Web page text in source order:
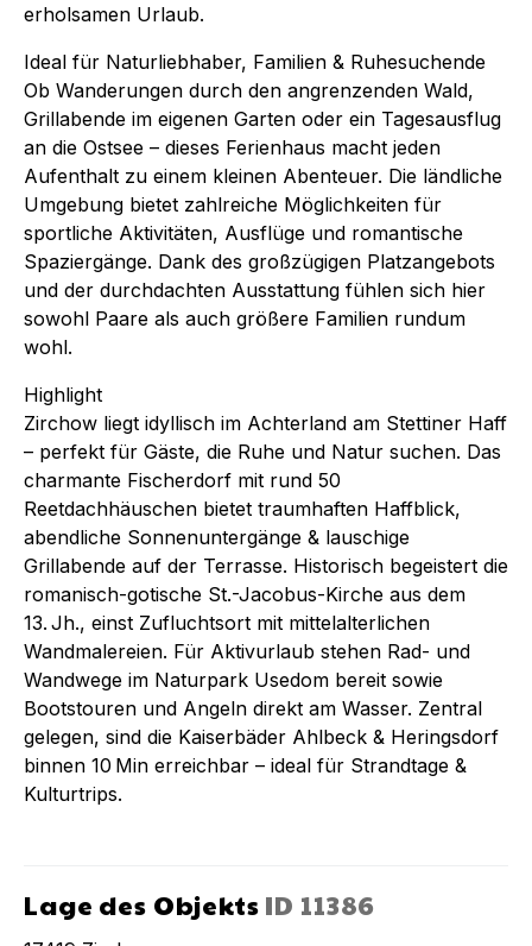
erholsamen Urlaub.
Ideal für Naturliebhaber, Familien & Ruhesuchende
Ob Wanderungen durch den angrenzenden Wald,
Grillabende im eigenen Garten oder ein Tagesausflug
an die Ostsee – dieses Ferienhaus macht jeden
Aufenthalt zu einem kleinen Abenteuer. Die ländliche
Umgebung bietet zahlreiche Möglichkeiten für
sportliche Aktivitäten, Ausflüge und romantische
Spaziergänge. Dank des großzügigen Platzangebots
und der durchdachten Ausstattung fühlen sich hier
sowohl Paare als auch größere Familien rundum
wohl.
Highlight
Zirchow liegt idyllisch im Achterland am Stettiner Haff
– perfekt für Gäste, die Ruhe und Natur suchen. Das
charmante Fischerdorf mit rund 50
Reetdachhäuschen bietet traumhaften Haffblick,
abendliche Sonnenuntergänge & lauschige
Grillabende auf der Terrasse. Historisch begeistert die
romanisch-gotische St.-Jacobus-Kirche aus dem
13. Jh., einst Zufluchtsort mit mittelalterlichen
Wandmalereien. Für Aktivurlaub stehen Rad- und
Wandwege im Naturpark Usedom bereit sowie
Bootstouren und Angeln direkt am Wasser. Zentral
gelegen, sind die Kaiserbäder Ahlbeck & Heringsdorf
binnen 10 Min erreichbar – ideal für Strandtage &
Kulturtrips.
Lage des Objekts ID 11386